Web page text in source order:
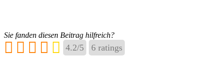
Sie fanden diesen Beitrag hilfreich?
4.2/5 6 ratings